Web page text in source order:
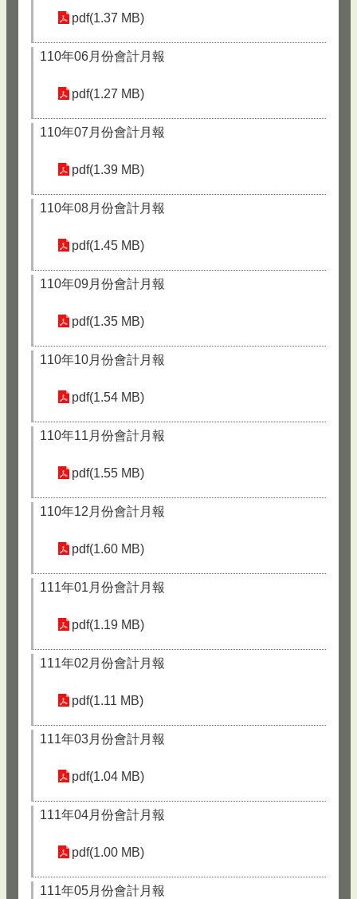
pdf(1.37 MB)
110年06月份會計月報
pdf(1.27 MB)
110年07月份會計月報
pdf(1.39 MB)
110年08月份會計月報
pdf(1.45 MB)
110年09月份會計月報
pdf(1.35 MB)
110年10月份會計月報
pdf(1.54 MB)
110年11月份會計月報
pdf(1.55 MB)
110年12月份會計月報
pdf(1.60 MB)
111年01月份會計月報
pdf(1.19 MB)
111年02月份會計月報
pdf(1.11 MB)
111年03月份會計月報
pdf(1.04 MB)
111年04月份會計月報
pdf(1.00 MB)
111年05月份會計月報